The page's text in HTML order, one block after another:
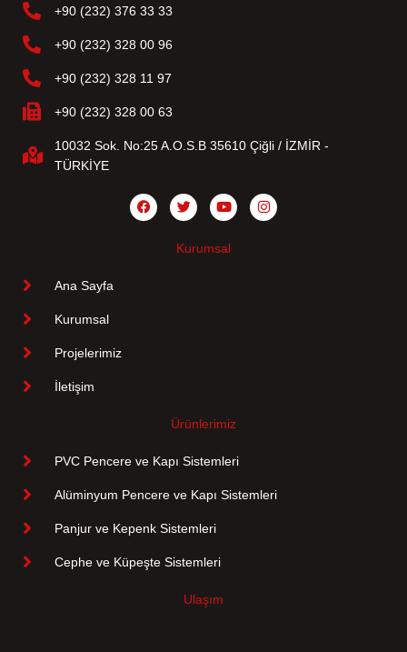
+90 (232) 376 33 33
+90 (232) 328 00 96
+90 (232) 328 11 97
+90 (232) 328 00 63
10032 Sok. No:25 A.O.S.B 35610 Çiğli / İZMİR -
TÜRKİYE
Kurumsal
Ana Sayfa
Kurumsal
Projelerimiz
İletişim
Ürünlerimiz
PVC Pencere ve Kapı Sistemleri
Alüminyum Pencere ve Kapı Sistemleri
Panjur ve Kepenk Sistemleri
Cephe ve Küpeşte Sistemleri
Ulaşım